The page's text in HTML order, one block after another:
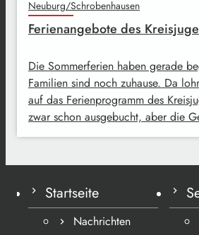
Neuburg/Schrobenhausen
Ferienangebote des
Die Sommerferien haben gerade
Familien sind noch zuhause. Da
auf das Ferienprogramm des
zwar schon ausgebucht, aber die
Startseite
Nachrichten